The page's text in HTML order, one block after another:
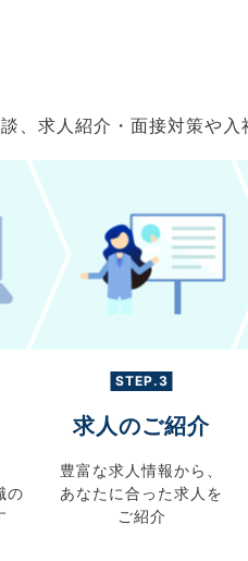
、求人紹介・面接対策や
の
STEP.3
求人のご紹介
豊富な求人情報から、
あなたに合った求人を
ご紹介